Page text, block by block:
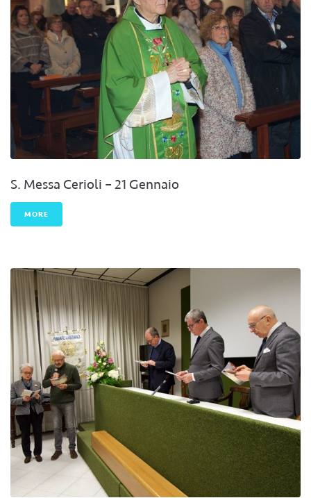
S. Messa Cerioli – 21 Gennaio
MORE